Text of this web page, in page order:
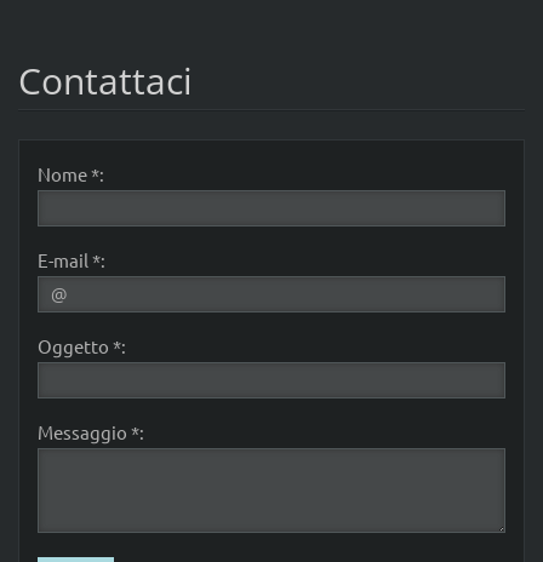
Contattaci
Nome *:
E-mail *:
Oggetto *:
Messaggio *: